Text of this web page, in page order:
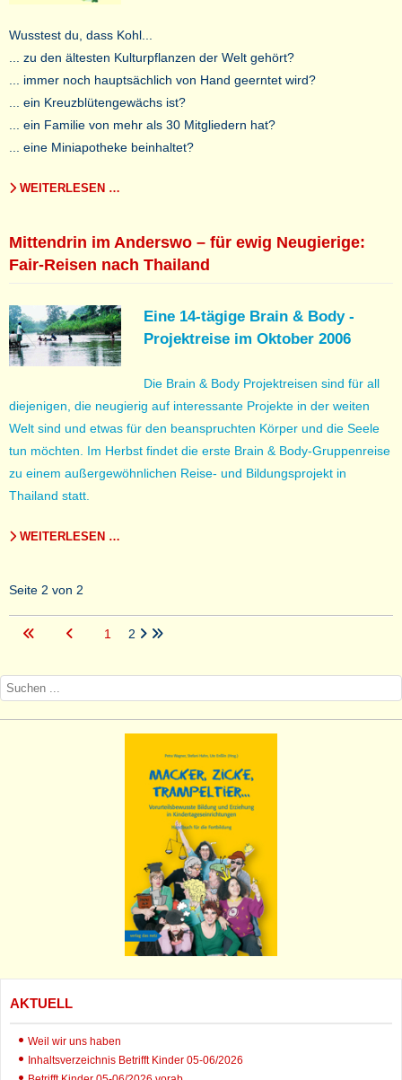
Wusstest du, dass Kohl...
... zu den ältesten Kulturpflanzen der Welt gehört?
... immer noch hauptsächlich von Hand geerntet wird?
... ein Kreuzblütengewächs ist?
... ein Familie von mehr als 30 Mitgliedern hat?
... eine Miniapotheke beinhaltet?
WEITERLESEN …
Mittendrin im Anderswo – für ewig Neugierige:
Fair-Reisen nach Thailand
Eine 14-tägige Brain & Body -
Projektreise im Oktober 2006
Die Brain & Body Projektreisen sind für all
diejenigen, die neugierig auf interessante Projekte in der weiten
Welt sind und etwas für den beanspruchten Körper und die Seele
tun möchten. Im Herbst findet die erste Brain & Body-Gruppenreise
zu einem außergewöhnlichen Reise- und Bildungsprojekt in
Thailand statt.
WEITERLESEN …
Seite 2 von 2
1 2
AKTUELL
Weil wir uns haben
Inhaltsverzeichnis Betrifft Kinder 05-06/2026